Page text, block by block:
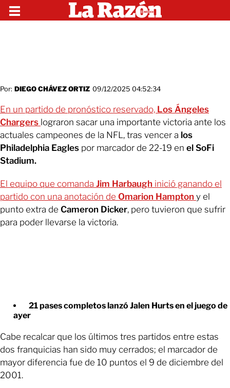
Por: DIEGO CHÁVEZ ORTIZ 09/12/2025 04:52:34
En un partido de pronóstico reservado, Los Ángeles
Chargers lograron sacar una importante victoria ante los
actuales campeones de la NFL, tras vencer a los
Philadelphia Eagles por marcador de 22-19 en el SoFi
Stadium.
El equipo que comanda Jim Harbaugh inició ganando el
partido con una anotación de Omarion Hampton y el
punto extra de Cameron Dicker, pero tuvieron que sufrir
para poder llevarse la victoria.
21 pases completos lanzó Jalen Hurts en el juego de
ayer
Cabe recalcar que los últimos tres partidos entre estas
dos franquicias han sido muy cerrados; el marcador de
mayor diferencia fue de 10 puntos el 9 de diciembre del
2001.